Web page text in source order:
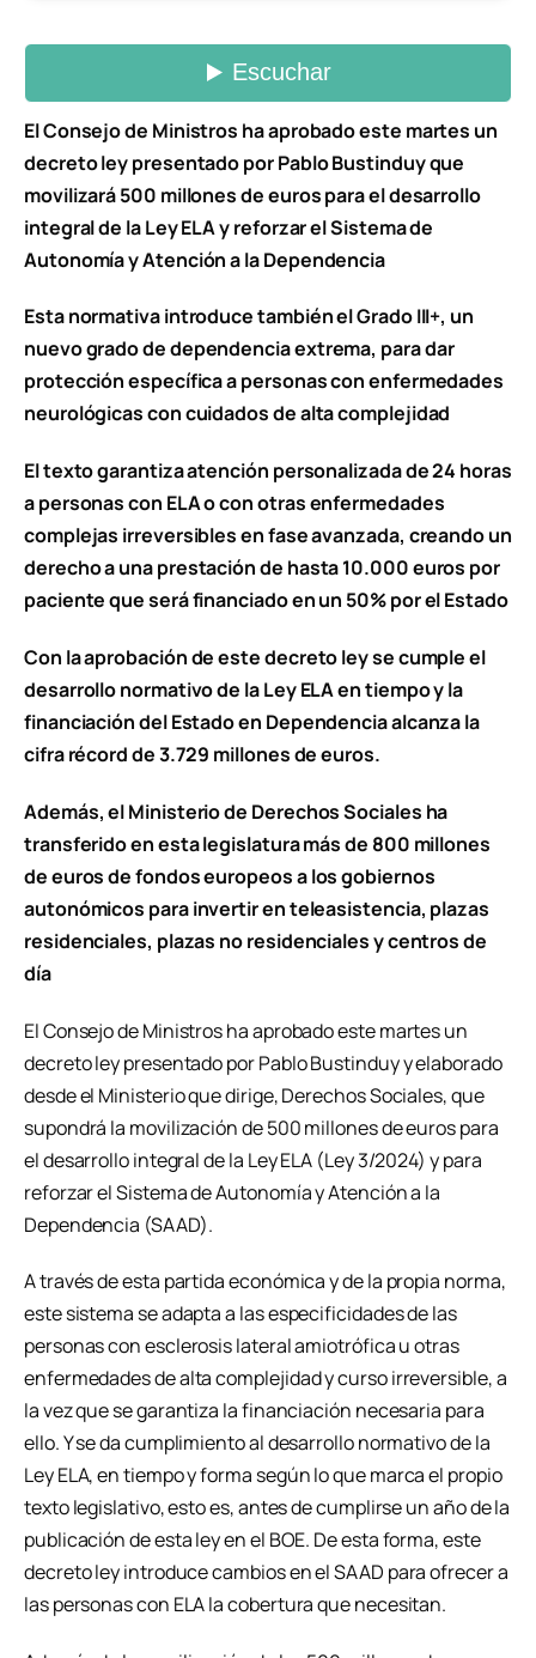
El Consejo de Ministros ha aprobado este martes un
decreto ley presentado por Pablo Bustinduy que
movilizará 500 millones de euros para el desarrollo
integral de la Ley ELA y reforzar el Sistema de
Autonomía y Atención a la Dependencia
Esta normativa introduce también el Grado III+, un
nuevo grado de dependencia extrema, para dar
protección específica a personas con enfermedades
neurológicas con cuidados de alta complejidad
El texto garantiza atención personalizada de 24 horas
a personas con ELA o con otras enfermedades
complejas irreversibles en fase avanzada, creando un
derecho a una prestación de hasta 10.000 euros por
paciente que será financiado en un 50% por el Estado
Con la aprobación de este decreto ley se cumple el
desarrollo normativo de la Ley ELA en tiempo y la
financiación del Estado en Dependencia alcanza la
cifra récord de 3.729 millones de euros.
Además, el Ministerio de Derechos Sociales ha
transferido en esta legislatura más de 800 millones
de euros de fondos europeos a los gobiernos
autonómicos para invertir en teleasistencia, plazas
residenciales, plazas no residenciales y centros de
día
El Consejo de Ministros ha aprobado este martes un
decreto ley presentado por Pablo Bustinduy y elaborado
desde el Ministerio que dirige, Derechos Sociales, que
supondrá la movilización de 500 millones de euros para
el desarrollo integral de la Ley ELA (Ley 3/2024) y para
reforzar el Sistema de Autonomía y Atención a la
Dependencia (SAAD).
A través de esta partida económica y de la propia norma,
este sistema se adapta a las especificidades de las
personas con esclerosis lateral amiotrófica u otras
enfermedades de alta complejidad y curso irreversible, a
la vez que se garantiza la financiación necesaria para
ello. Y se da cumplimiento al desarrollo normativo de la
Ley ELA, en tiempo y forma según lo que marca el propio
texto legislativo, esto es, antes de cumplirse un año de la
publicación de esta ley en el BOE. De esta forma, este
decreto ley introduce cambios en el SAAD para ofrecer a
las personas con ELA la cobertura que necesitan.